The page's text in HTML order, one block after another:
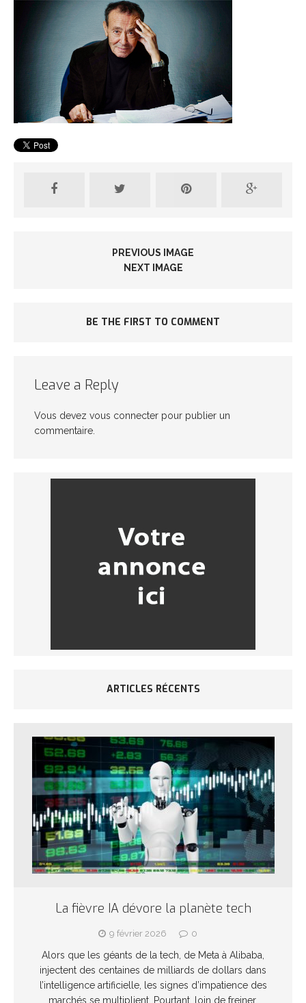
PREVIOUS IMAGE
NEXT IMAGE
BE THE FIRST TO COMMENT
Leave a Reply
Vous devez vous connecter pour publier un
commentaire.
ARTICLES RÉCENTS
La fièvre IA dévore la planète tech
9 février 2026 0
Alors que les géants de la tech, de Meta à Alibaba,
injectent des centaines de milliards de dollars dans
l’intelligence artificielle, les signes d’impatience des
marchés se multiplient. Pourtant, loin de freiner,